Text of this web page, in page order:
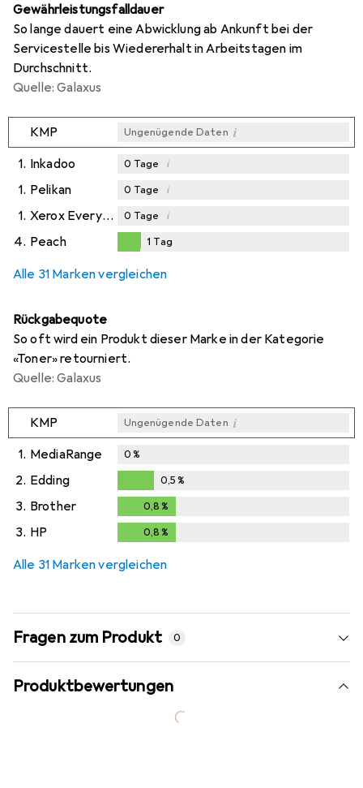
Gewährleistungsfalldauer
So lange dauert eine Abwicklung ab Ankunft bei der
Servicestelle bis Wiedererhalt in Arbeitstagen im
Durchschnitt.
Quelle: Galaxus
KMP Ungenügende Daten i
1. Inkadoo 0 Tage i
1. Pelikan 0 Tage i
1. Xerox Everyday 0 Tage i
4. Peach 1 Tag
Alle 31 Marken vergleichen
Rückgabequote
So oft wird ein Produkt dieser Marke in der Kategorie
«Toner» retourniert.
Quelle: Galaxus
KMP Ungenügende Daten i
1. MediaRange 0%
2. Edding
0,5%
0,5%
3. Brother 0,8 %
3. HP 0,8 %
Alle 31 Marken vergleichen
Fragen zum Produkt 0
Produktbewertungen